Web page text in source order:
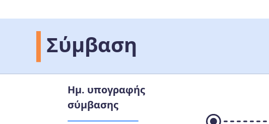
Σύμβαση
Ημ. υπογραφής
σύμβασης